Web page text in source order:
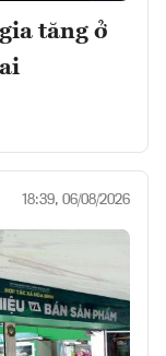
tăng ở
18:39, 06/08/2026